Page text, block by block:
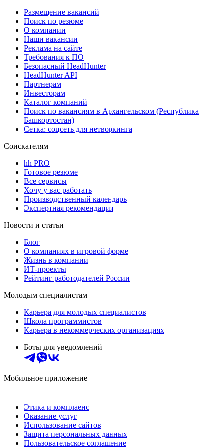
Размещение вакансий
Поиск по резюме
О компании
Наши вакансии
Реклама на сайте
Требования к ПО
Безопасный HeadHunter
HeadHunter API
Партнерам
Инвесторам
Каталог компаний
Поиск по вакансиям в Архангельском (Республика
Башкортостан)
Сетка: соцсеть для нетворкинга
Соискателям
hh PRO
Готовое резюме
Все сервисы
Хочу у вас работать
Производственный календарь
Экспертная рекомендация
Новости и статьи
Блог
О компаниях в игровой форме
Жизнь в компании
ИТ-проекты
Рейтинг работодателей России
Молодым специалистам
Карьера для молодых специалистов
Школа программистов
Карьера в некоммерческих организациях
Боты для уведомлений
Мобильное приложение
Этика и комплаенс
Оказание услуг
Использование сайтов
Защита персональных данных
Пользовательское соглашение